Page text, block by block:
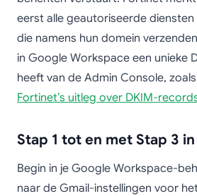
eerst alle geautoriseerde
die namens hun domein
in Google Workspace een unieke
heeft van de Admin Console,
Fortinet’s uitleg over DKIM-
Stap 1 tot en met Stap 3
Begin in je Google Workspace-
naar de Gmail-instellingen voor